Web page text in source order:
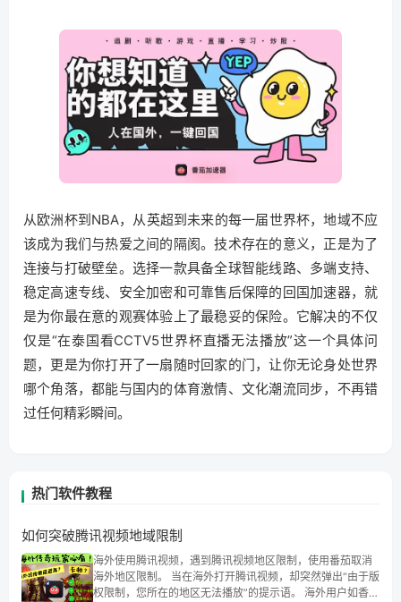
从欧洲杯到NBA，从英超到未来的每一届世界杯，地域不应
该成为我们与热爱之间的隔阂。技术存在的意义，正是为了
连接与打破壁垒。选择一款具备全球智能线路、多端支持、
稳定高速专线、安全加密和可靠售后保障的回国加速器，就
是为你最在意的观赛体验上了最稳妥的保险。它解决的不仅
仅是“在泰国看CCTV5世界杯直播无法播放”这一个具体问
题，更是为你打开了一扇随时回家的门，让你无论身处世界
哪个角落，都能与国内的体育激情、文化潮流同步，不再错
过任何精彩瞬间。
热门软件教程
如何突破腾讯视频地域限制
海外使用腾讯视频，遇到腾讯视频地区限制，使用番茄取消
海外地区限制。 当在海外打开腾讯视频，却突然弹出“由于版
权限制，您所在的地区无法播放”的提示语。 海外用户如香